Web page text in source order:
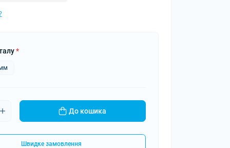
*
До кошика
Швидке замовлення